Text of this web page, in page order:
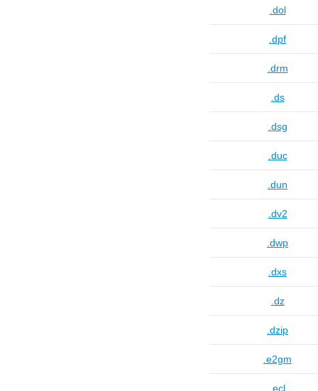
.dol
.dpf
.drm
.ds
.dsg
.duc
.dun
.dv2
.dwp
.dxs
.dz
.dzip
.e2gm
.ecl